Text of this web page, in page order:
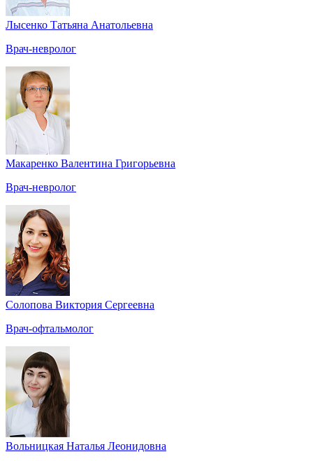
Лысенко Татьяна Анатольевна
Врач-невролог
Макаренко Валентина Григорьевна
Врач-невролог
Солопова Виктория Сергеевна
Врач-офтальмолог
Вольницкая Наталья Леонидовна